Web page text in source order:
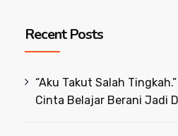
Recent Posts
“Aku Takut Salah
Cinta Belajar Berani Jadi